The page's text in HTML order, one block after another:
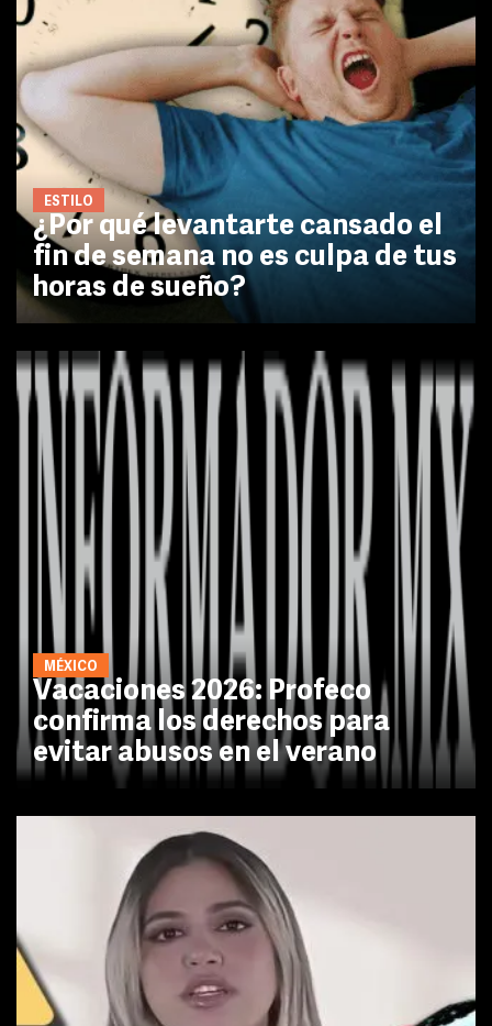
ESTILO
¿Por qué levantarte cansado el
fin de semana no es culpa de tus
horas de sueño?
MÉXICO
Vacaciones 2026: Profeco
confirma los derechos para
evitar abusos en el verano